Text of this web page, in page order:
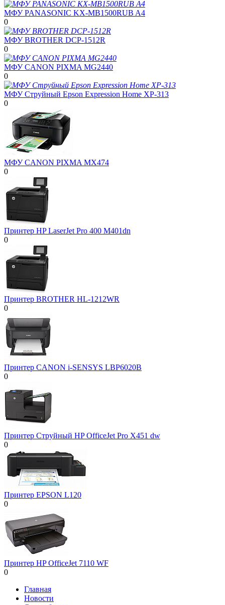
МФУ PANASONIC KX-MB1500RUB A4
0
МФУ BROTHER DCP-1512R
0
МФУ CANON PIXMA MG2440
0
МФУ Струйный Epson Expression Home XP-313
0
МФУ CANON PIXMA MX474
0
Принтер HP LaserJet Pro 400 M401dn
0
Принтер BROTHER HL-1212WR
0
Принтер CANON i-SENSYS LBP6020B
0
Принтер Струйный HP OfficeJet Pro X451 dw
0
Принтер EPSON L120
0
Принтер HP OfficeJet 7110 WF
0
Главная
Новости